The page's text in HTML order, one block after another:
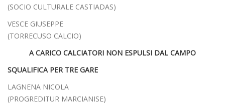
(SOCIO CULTURALE CASTIADAS)
VESCE GIUSEPPE
(TORRECUSO CALCIO)
A CARICO CALCIATORI NON ESPULSI DAL CAMPO
SQUALIFICA PER TRE GARE
LAGNENA NICOLA
(PROGREDITUR MARCIANISE)